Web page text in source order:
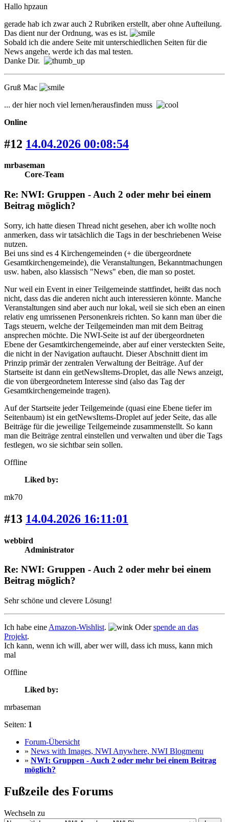
Hallo hpzaun
gerade hab ich zwar auch 2 Rubriken erstellt, aber ohne Aufteilung.
Das dient nur der Ordnung, was es ist.
Sobald ich die andere Seite mit unterschiedlichen Seiten für die
News angehe, werde ich das mal testen.
Danke Dir.
Gruß Mac
... der hier noch viel lernen/herausfinden muss
Online
#12 14.04.2026 00:08:54
mrbaseman
Core-Team
Re: NWI: Gruppen - Auch 2 oder mehr bei einem
Beitrag möglich?
Sorry, ich hatte diesen Thread nicht gesehen, aber ich wollte noch
anmerken, dass wir tatsächlich die Tags in der beschriebenen Weise
nutzen.
Bei uns sind es 4 Kirchengemeinden (+ die übergeordnete
Gesamtkirchengemeinde), die Veranstaltungen, Bekanntmachungen
usw. haben, also klassisch "News" eben, die man so postet.
Nur weil ein Event in einer Teilgemeinde stattfindet, heißt das noch
nicht, dass das die anderen nicht auch interessieren könnte. Manche
Veranstaltungen sind aber auch nur lokal, weil sie sich eben an einen
relativ eng umrissenen Personenkreis richten. So kann man über die
Tags steuern, welche der Teilgemeinden man mit dem Beitrag
ansprechen möchte. Die NWI-Seite ist auf der übergeordneten
Ebene der Gesamtkirchengemeinde, aber auf einer versteckten Seite,
die nicht in der Navigation auftaucht. Dieser Abschnitt dient im
Prinzip primär der zentralen Verwaltung der Beiträge. Auf der
Startseite ist dann ein getNewsItems-Droplet, das alle News anzeigt,
die von übergeordnetem Interesse sind (also das Tag der
Gesamtkirchengemeinde tragen).
Auf der Startseite jeder Teilgemeinde (quasi eine Ebene tiefer im
Seitenbaum) ist ein getNewsItems-Droplet auf jeder Seite, das alle
Beiträge für die jeweilige Teilgemeinde zusammenstellt. So kann
man die Beiträge zentral einstellen und verwalten und über die Tags
festlegen, wo sie sichtbar sein sollen.
Offline
Liked by:
mk70
#13 14.04.2026 16:11:01
webbird
Administrator
Re: NWI: Gruppen - Auch 2 oder mehr bei einem
Beitrag möglich?
Sehr schöne und clevere Lösung!
Ich habe eine Amazon-Wishlist. Oderspende an das
Projekt.
Ich kann, wenn ich will, aber wer will, dass ich muss, kann mich
mal
Offline
Liked by:
mrbaseman
Seiten: 1
Forum-Übersicht
» News with Images, NWI Anywhere, NWI Blogmenu
» NWI: Gruppen - Auch 2 oder mehr bei einem Beitrag
möglich?
Fußzeile des Forums
Wechseln zu